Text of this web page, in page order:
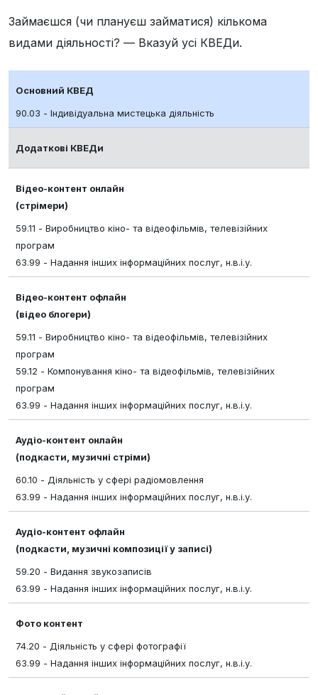
Займаєшся (чи плануєш займатися) кількома
видами діяльності? — Вказуй усі КВЕДи.
Основний КВЕД
90.03 - Індивідуальна мистецька діяльність
Додаткові КВЕДи
Відео-контент онлайн
(стрімери)
59.11 - Виробництво кіно- та відеофільмів, телевізійних
програм
63.99 - Надання інших інформаційних послуг, н.в.і.у.
Відео-контент офлайн
(відео блогери)
59.11 - Виробництво кіно- та відеофільмів, телевізійних
програм
59.12 - Компонування кіно- та відеофільмів, телевізійних
програм
63.99 - Надання інших інформаційних послуг, н.в.і.у.
Аудіо-контент онлайн
(подкасти, музичні стріми)
60.10 - Діяльність у сфері радіомовлення
63.99 - Надання інших інформаційних послуг, н.в.і.у.
Аудіо-контент офлайн
(подкасти, музичні композиції у записі)
59.20 - Видання звукозаписів
63.99 - Надання інших інформаційних послуг, н.в.і.у.
Фото контент
74.20 - Діяльність у сфері фотографії
63.99 - Надання інших інформаційних послуг, н.в.і.у.